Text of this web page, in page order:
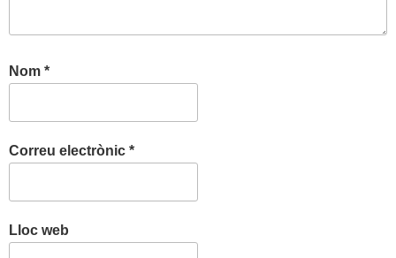
Nom *
Correu electrònic *
Lloc web